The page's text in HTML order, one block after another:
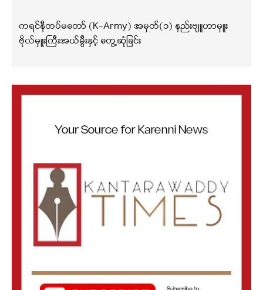
ကရင်နီတပ်မတော် (K-Army) အမှတ်(၁) နည်းဗျူဟာမှူး
ဗိုလ်မှူးကြီးအယ်မွီးနှင့် တွေ့ဆုံခြင်း